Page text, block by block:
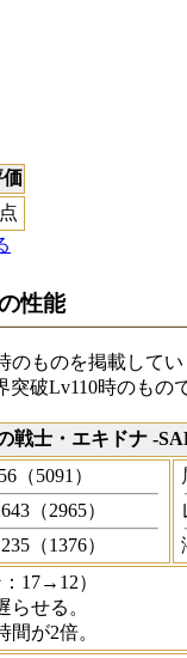
価
性能
のものを掲載してい
破Lv110時のもの
戦士・エキドナ -
（5091）
（2965）
（1376）
：17→12）
らせる。
が2倍。